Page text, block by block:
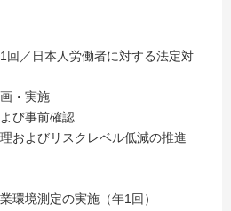
回／日本人労働者に対する法定対
・実施
び事前確認
およびリスクレベル低減の推進
環境測定の実施（年1回）